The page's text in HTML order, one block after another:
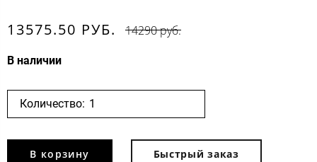
13575.50 РУБ. 14290 руб.
В наличии
Количество:
В корзину Быстрый заказ